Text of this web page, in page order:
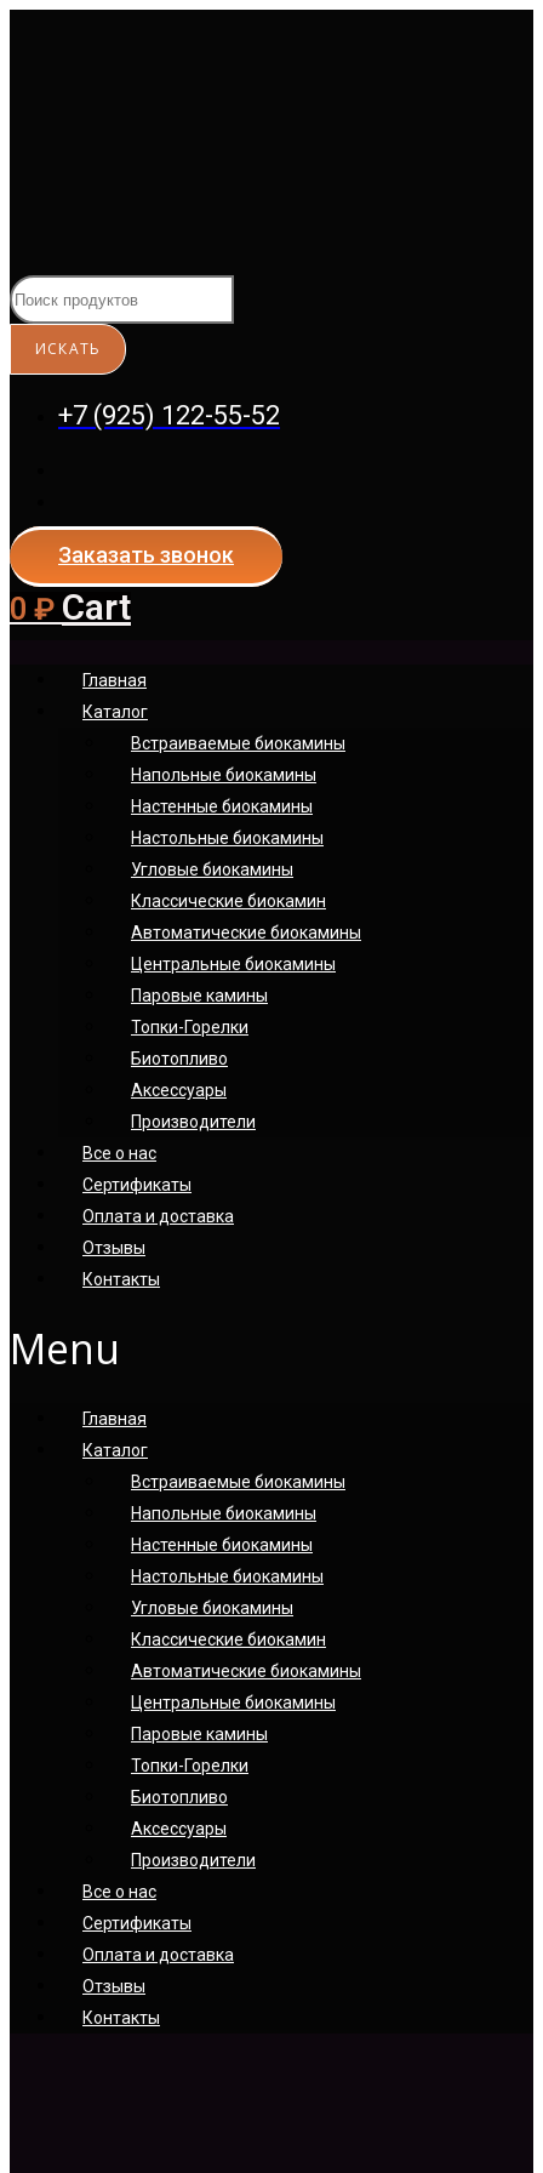
+7 (925) 122-55-52
Заказать звонок
0 ₽ Cart
Главная
Каталог
Встраиваемые биокамины
Напольные биокамины
Настенные биокамины
Настoльные биокамины
Угловые биокамины
Классические биокамин
Автоматические биокамины
Центральные биокамины
Паровые камины
Топки-Горелки
Биотопливо
Аксессуары
Производители
Все о нас
Сертификаты
Оплата и доставка
Отзывы
Контакты
Menu
Главная
Каталог
Встраиваемые биокамины
Напольные биокамины
Настенные биокамины
Настoльные биокамины
Угловые биокамины
Классические биокамин
Автоматические биокамины
Центральные биокамины
Паровые камины
Топки-Горелки
Биотопливо
Аксессуары
Производители
Все о нас
Сертификаты
Оплата и доставка
Отзывы
Контакты